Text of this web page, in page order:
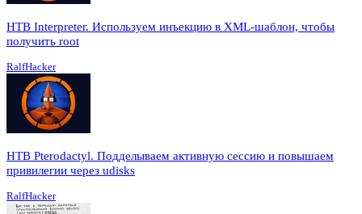
HTB Interpreter. Используем инъекцию в XML-шаблон, чтобы
получить root
RalfHacker
HTB Pterodactyl. Подделываем активную сессию и повышаем
привилегии через udisks
RalfHacker